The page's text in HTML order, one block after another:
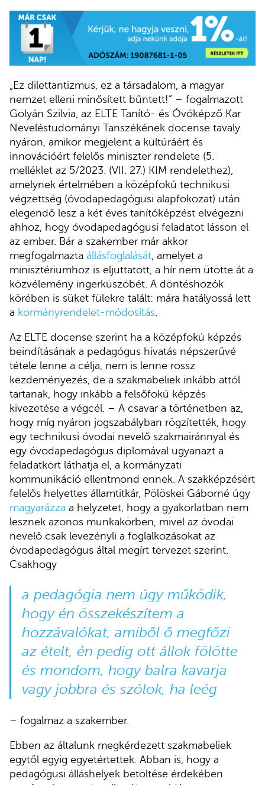
„Ez dilettantizmus, ez a társadalom, a magyar
nemzet elleni minősített bűntett!” – fogalmazott
Golyán Szilvia, az ELTE Tanító- és Óvóképző Kar
Neveléstudományi Tanszékének docense tavaly
nyáron, amikor megjelent a kultúráért és
innovációért felelős miniszter rendelete (5.
melléklet az 5/2023. (VII. 27.) KIM rendelethez),
amelynek értelmében a középfokú technikusi
végzettség (óvodapedagógusi alapfokozat) után
elegendő lesz a két éves tanítóképzést elvégezni
ahhoz, hogy óvodapedagógusi feladatot lásson el
az ember. Bár a szakember már akkor
megfogalmazta állásfoglalását, amelyet a
minisztériumhoz is eljuttatott, a hír nem ütötte át a
közvélemény ingerküszöbét. A döntéshozók
körében is süket fülekre talált: mára hatályossá lett
a kormányrendelet-módosítás.
Az ELTE docense szerint ha a középfokú képzés
beindításának a pedagógus hivatás népszerűvé
tétele lenne a célja, nem is lenne rossz
kezdeményezés, de a szakmabeliek inkább attól
tartanak, hogy inkább a felsőfokú képzés
kivezetése a végcél. – A csavar a történetben az,
hogy míg nyáron jogszabályban rögzítették, hogy
egy technikusi óvodai nevelő szakmairánnyal és
egy óvodapedagógus diplomával ugyanazt a
feladatkört láthatja el, a kormányzati
kommunikáció ellentmond ennek. A szakképzésért
felelős helyettes államtitkár, Pölöskei Gáborné úgy
magyarázza a helyzetet, hogy a gyakorlatban nem
lesznek azonos munkakörben, mivel az óvodai
nevelő csak levezényli a foglalkozásokat az
óvodapedagógus által megírt tervezet szerint.
Csakhogy
a pedagógia nem úgy működik,
hogy én összekészítem a
hozzávalókat, amiből ő megfőzi
az ételt, én pedig ott állok fölötte
és mondom, hogy balra kavarja
vagy jobbra és szólok, ha leég
– fogalmaz a szakember.
Ebben az általunk megkérdezett szakmabeliek
egytől egyig egyetértettek. Abban is, hogy a
pedagógusi álláshelyek betöltése érdekében